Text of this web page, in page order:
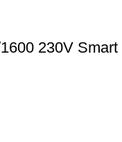
230V Smart